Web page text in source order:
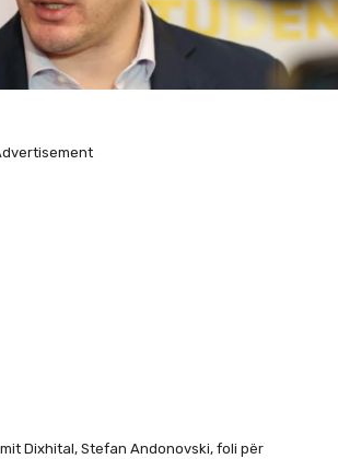
Dixhital, Stefan Andonovski, foli për